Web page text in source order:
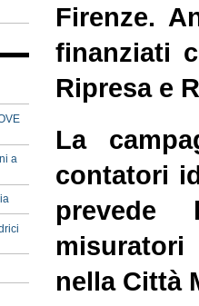
a
Firenze.
finanziati
Ripresa e
La
contatori
prevede
nella Città